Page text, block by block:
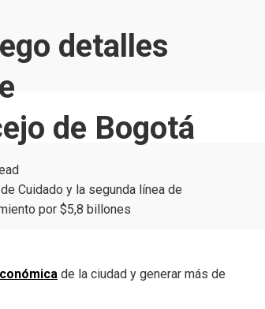
detalles
de Bogotá
de la ciudad y generar más de